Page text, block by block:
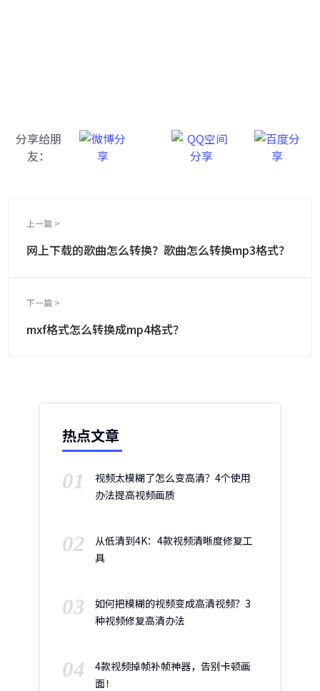
分享给朋
友：
上一篇 >
网上下载的歌曲怎么转换？歌曲怎么转换mp3格式？
下一篇 >
mxf格式怎么转换成mp4格式？
热点文章
01
视频太模糊了怎么变高清？4个使用
办法提高视频画质
02
从低清到4K：4款视频清晰度修复工
具
03
如何把模糊的视频变成高清视频？3
种视频修复高清办法
04
4款视频掉帧补帧神器，告别卡顿画
面！